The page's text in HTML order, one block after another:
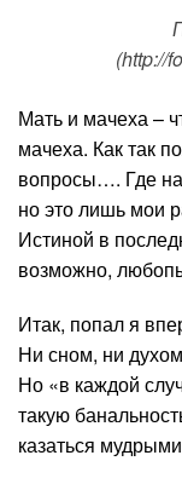
(http://
Мать и мачеха –
мачеха. Как так
вопросы…. Где
но это лишь мои
Истиной в
возможно,
Итак, попал я
Ни сном, ни
Но «в каждой
такую
казаться